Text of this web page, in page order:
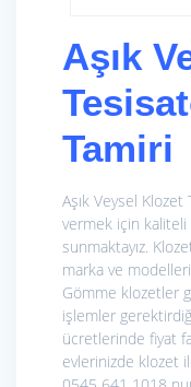
Aşık
Tamiri
Aşık Veysel
vermek için kaliteli
sunmaktayız.
marka ve
Gömme klozetler
işlemler
ücretlerinde fiyat
evlerinizde klozet